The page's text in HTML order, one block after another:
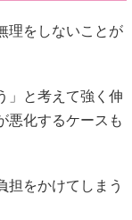
理をしないことが
」と考えて強く伸
悪化するケースも
担をかけてしまう